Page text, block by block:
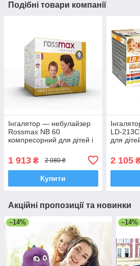
Подібні товари компанії
Інгалятор — небулайзер
Rossmax NB 60
компресорний для дітей і
1 913 ₴ 2 080 ₴
Купити
LD-
для
2 105
Акційні пропозиції та новинки
–14% –14%